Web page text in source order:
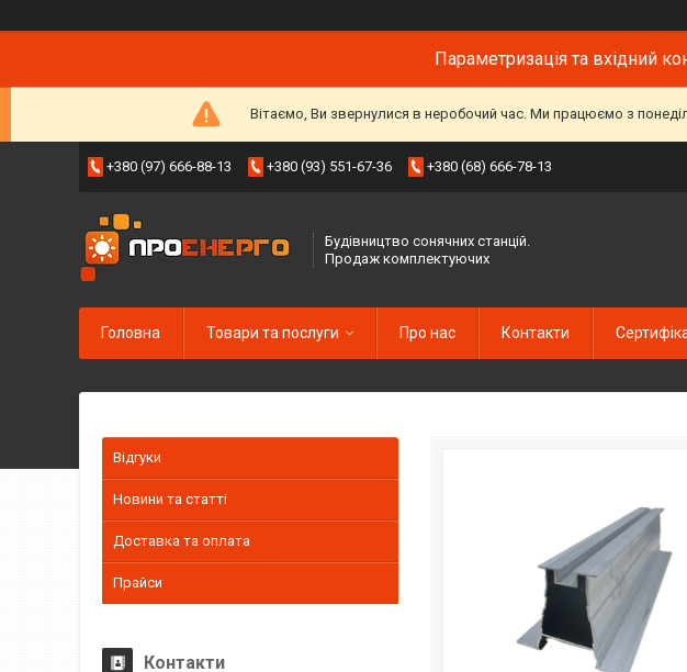
Параметризація та вхідний
Вітаємо, Ви звернулися в неробочий час. Ми працюємо з
+380 (97) 666-88-13 +380 (93) 551-67-36 +380 (68) 666-78-13
Будівництво сонячних станцій.
Продаж комплектуючих
Головна Товари та послуги Про нас Контакти
Відгуки
Новини та статті
Доставка та оплата
Прайси
Контакти